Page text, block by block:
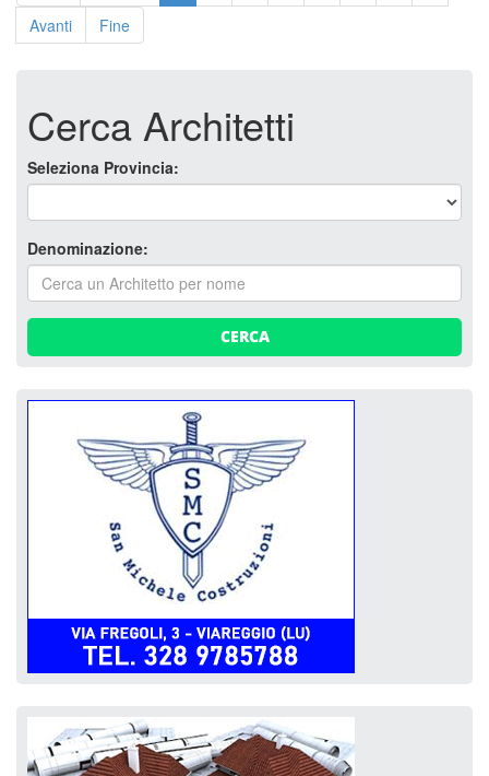
Avanti
Fine
Cerca Architetti
Seleziona Provincia:
Denominazione:
CERCA